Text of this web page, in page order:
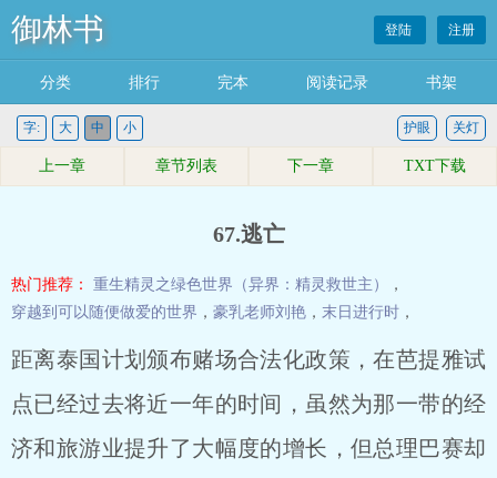
御林书 登陆 注册
分类 排行 完本 阅读记录 书架
字: 大 中 小 关灯
护眼
上一章 章节列表 下一章 TXT下载
67.逃亡
热门推荐： 重生精灵之绿色世界（异界：精灵救世主）
，
穿越到可以随便做爱的世界 ， 豪乳老师刘艳 ， 末日进行时 ，
距离泰国计划颁布赌场合法化政策，在芭提雅试
点已经过去将近一年的时间，虽然为那一带的经
济和旅游业提升了大幅度的增长，但总理巴赛却